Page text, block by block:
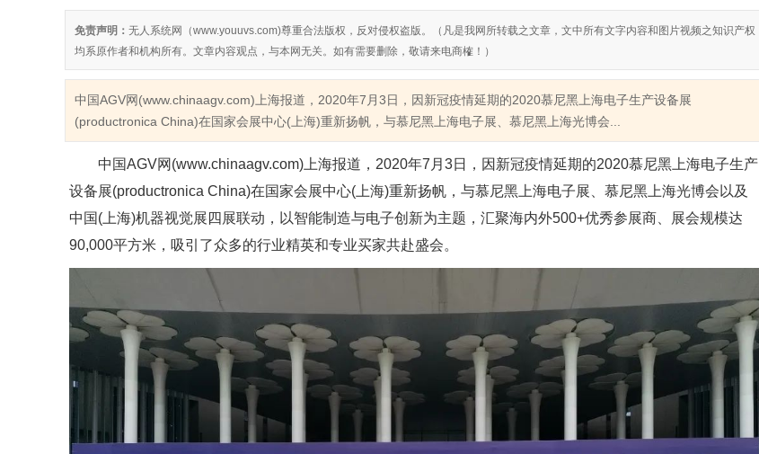
免责声明： 无人系统网（www.youuvs.com)尊重合法版权，反对侵权盗版。（凡是我网所转载之文章，文中所有文字内容和图片视频之知识产权
均系原作者和机构所有。文章内容观点，与本网无关。如有需要删除，敬请来电商榷！）
中国AGV网(www.chinaagv.com)上海报道，2020年7月3日，因新冠疫情延期的2020慕尼黑上海电子生产设备展
(productronica China)在国家会展中心(上海)重新扬帆，与慕尼黑上海电子展、慕尼黑上海光博会...
中国AGV网(www.chinaagv.com)上海报道，2020年7月3日，因新冠疫情延期的2020慕尼黑上海电子生产
设备展(productronica China)在国家会展中心(上海)重新扬帆，与慕尼黑上海电子展、慕尼黑上海光博会以及
中国(上海)机器视觉展四展联动，以智能制造与电子创新为主题，汇聚海内外500+优秀参展商、展会规模达
90,000平方米，吸引了众多的行业精英和专业买家共赴盛会。